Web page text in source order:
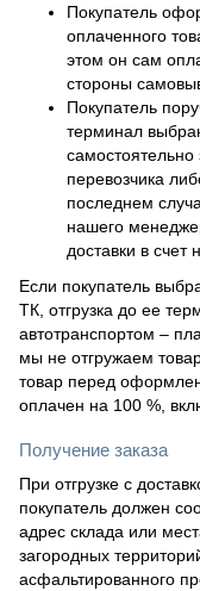
Покупатель
оплаченного
этом он сам
стороны
Покупатель
терминал
самостоятельно
перевозчика
последнем
нашего
доставки в счет
Если покупатель
ТК, отгрузка до ее
автотранспортом –
мы не отгружаем
товар перед
оплачен на 100 %,
Получение заказа
При отгрузке с
покупатель должен
адрес склада или
загородных
асфальтированного